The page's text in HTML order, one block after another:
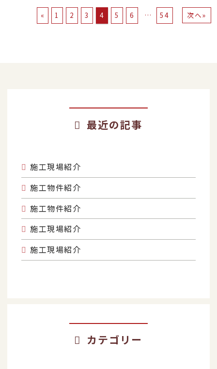
«
前1 2 3 4 5 6 … 54 »
最近の記事
施工現場紹介
施工物件紹介
施工物件紹介
施工現場紹介
施工現場紹介
カテゴリー